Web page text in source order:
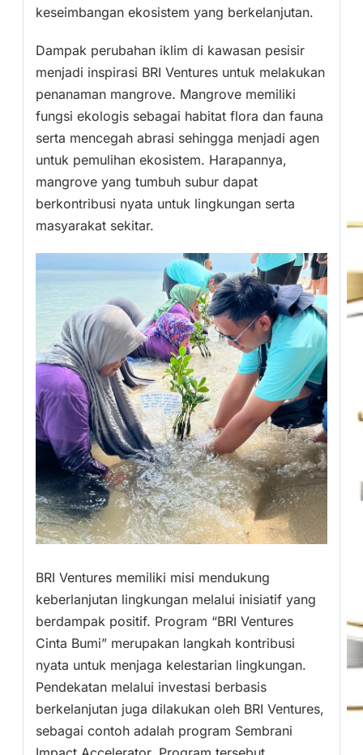
keseimbangan ekosistem yang berkelanjutan.
Dampak perubahan iklim di kawasan pesisir
menjadi inspirasi BRI Ventures untuk melakukan
penanaman mangrove. Mangrove memiliki
fungsi ekologis sebagai habitat flora dan fauna
serta mencegah abrasi sehingga menjadi agen
untuk pemulihan ekosistem. Harapannya,
mangrove yang tumbuh subur dapat
berkontribusi nyata untuk lingkungan serta
masyarakat sekitar.
BRI Ventures memiliki misi mendukung
keberlanjutan lingkungan melalui inisiatif yang
berdampak positif. Program “BRI Ventures
Cinta Bumi” merupakan langkah kontribusi
nyata untuk menjaga kelestarian lingkungan.
Pendekatan melalui investasi berbasis
berkelanjutan juga dilakukan oleh BRI Ventures,
sebagai contoh adalah program Sembrani